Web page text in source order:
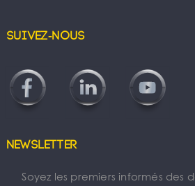
Suivez-nous
Newsletter
Soyez les premiers informés des